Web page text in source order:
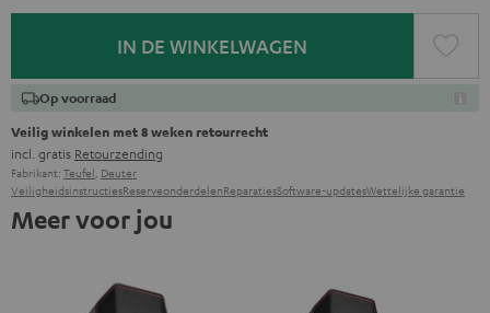
IN DE WINKELWAGEN
Op voorraad
Veilig winkelen met 8 weken retourrecht
incl. gratis Retourzending
Fabrikant: Teufel, Deuter
VeiligheidsinstructiesReserveonderdelenReparatiesSoftware-updatesWettelijke garantie
Meer voor jou